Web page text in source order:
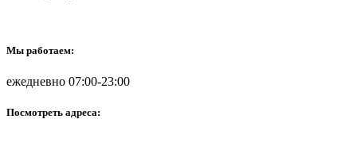
Мы работаем:
ежедневно 07:00-23:00
Посмотреть адреса: